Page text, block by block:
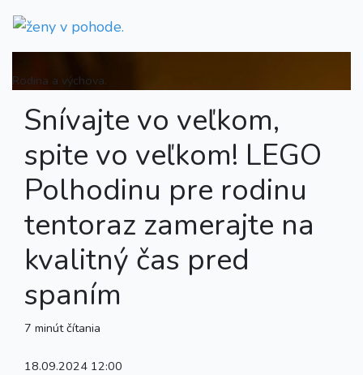
Rodina a výchova.
Snívajte vo veľkom,
spite vo veľkom! LEGO
Polhodinu pre rodinu
tentoraz zamerajte na
kvalitný čas pred
spaním
7 minút čítania
18.09.2024 12:00